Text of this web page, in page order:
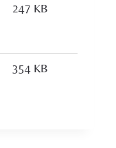
247 KB
354 KB